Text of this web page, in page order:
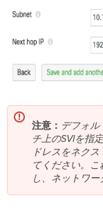
注意： デフォ
チ上のSVIを指
ドレスをネク
てください。
し、ネットワー